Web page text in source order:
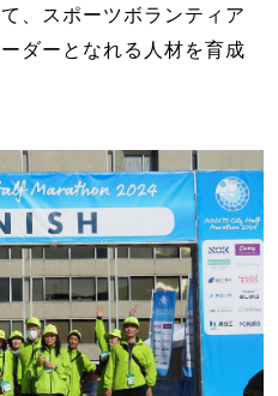
、スポーツボランティア
ダーとなれる人材を育成